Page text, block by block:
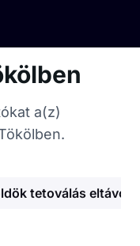
a(z)
tetoválás